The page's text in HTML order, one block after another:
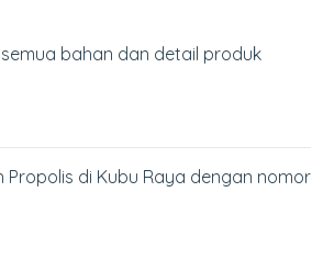
bahan dan detail produk
di Kubu Raya dengan nomor